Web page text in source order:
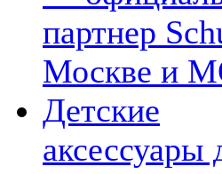
партнер
Москве и
Детские
аксессуары